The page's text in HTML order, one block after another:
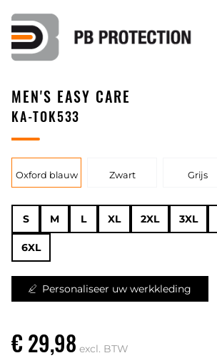
MEN'S EASY CARE
KA-TOK533
Oxford blauw Zwart Grijs
S M L XL 2XL 3XL
6XL
Personaliseer uw werkkleding
€ 29,98 excl. BTW